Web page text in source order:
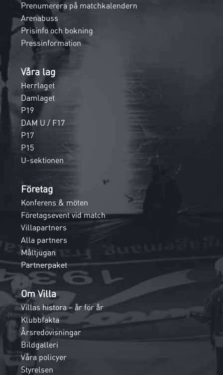
Prenumerera på matchkalendern
Arenabuss
Prisinfo och bokning
Pressinformation
Våra lag
Herrlaget
Damlaget
P19
DAM U / F17
P17
P15
U-sektionen
Företag
Konferens & möten
Företagsevent vid match
Villapartners
Alla partners
Måltjugan
Partnerpaket
Om Villa
Villas histora – år för år
Klubbfakta
Årsredovisningar
Bildgalleri
Våra policyer
Styrelsen